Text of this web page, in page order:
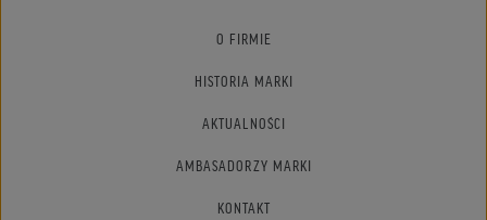
O FIRMIE
HISTORIA MARKI
AKTUALNOŚCI
AMBASADORZY MARKI
KONTAKT